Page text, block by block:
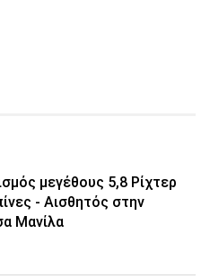
μεγέθους 5,8 Ρίχτερ
- Αισθητός στην
Μανίλα